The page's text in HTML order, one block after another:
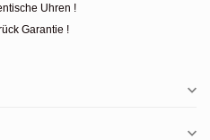
Uhren !
Garantie !